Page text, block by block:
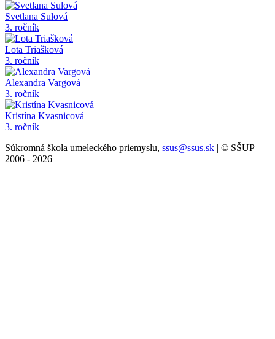
Svetlana Sulová
3. ročník
Lota Triašková
3. ročník
Alexandra Vargová
3. ročník
Kristína Kvasnicová
3. ročník
Súkromná škola umeleckého priemyslu, ssus@ssus.sk | © SŠUP
2006 - 2026